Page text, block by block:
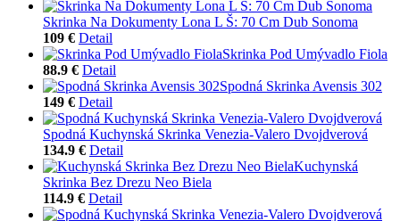
Skrinka Na Dokumenty Lona L Š: 70 Cm Dub Sonoma
109 € Detail
Skrinka Pod Umývadlo Fiola
88.9 € Detail
Spodná Skrinka Avensis 302
149 € Detail
Spodná Kuchynská Skrinka Venezia-Valero Dvojdverová
134.9 € Detail
Kuchynská
Skrinka Bez Drezu Neo Biela
114.9 € Detail